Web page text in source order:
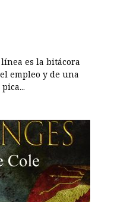
línea es la bitácora
empleo y de una